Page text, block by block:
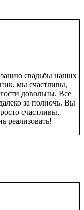
свадьбы наших
мы счастливы,
довольны. Все
за полночь. Вы
счастливы,
реализовать!